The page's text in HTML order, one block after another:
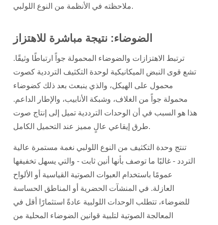
ملاحظته في الأنظمة من النوع اللولبي.
الضوضاء: نتيجة مباشرة للاهتزاز
ترتبط الاهتزازات والضوضاء المحمولة جواً ارتباطًا وثيقًا.
تشع قوى النبض الميكانيكية لوحدة التكثيف الترددية كصوت
محمول على الهيكل، والذي ينبعث بعد ذلك كضوضاء
محمولة جواً من الغلاف، وشبكة الأنابيب، والإطار الداعم.
هذا هو السبب في أن الوحدات الترددية تميل إلى إنتاج صوت
طرق إيقاعي عالٍ مميز عند التحميل الكامل.
تنتج وحدة التكثيف من النوع اللولبي نغمة مستمرة عالية
التردد - غالبًا ما توصف بأنها أنين ثابت - والتي يسهل تخفيفها
عمومًا باستخدام العبوات الصوتية القياسية أو الألواح
العازلة. في المنشآت الحضرية أو المناطق الحساسة
للضوضاء، تتطلب الوحدات اللولبية عادةً استثمارًا أقل في
المعالجة الصوتية لتلبية قوانين الضوضاء المحلية من